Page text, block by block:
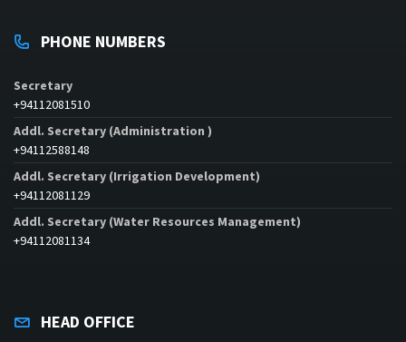
PHONE NUMBERS
Secretary
+94112081510
Addl. Secretary (Administration )
+94112588148
Addl. Secretary (Irrigation Development)
+94112081129
Addl. Secretary (Water Resources Management)
+94112081134
HEAD OFFICE